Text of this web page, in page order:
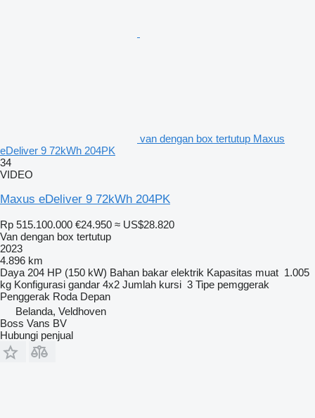
van dengan box tertutup Maxus
eDeliver 9 72kWh 204PK
34
VIDEO
Maxus eDeliver 9 72kWh 204PK
Rp 515.100.000 €24.950 ≈ US$28.820
Van dengan box tertutup
2023
4.896 km
Daya 204 HP (150 kW) Bahan bakar elektrik Kapasitas muat 1.005
kg Konfigurasi gandar 4x2 Jumlah kursi 3 Tipe pemggerak
Penggerak Roda Depan
Belanda, Veldhoven
Boss Vans BV
Hubungi penjual